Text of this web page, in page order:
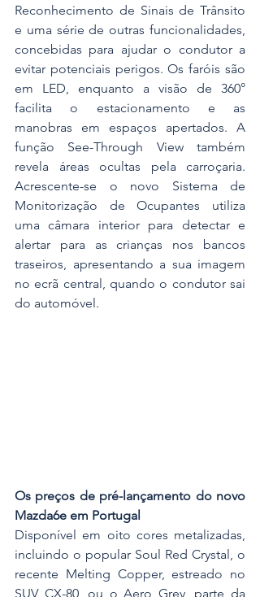
Reconhecimento de Sinais de Trânsito
e uma série de outras funcionalidades,
concebidas para ajudar o condutor a
evitar potenciais perigos. Os faróis são
em LED, enquanto a visão de 360°
facilita o estacionamento e as
manobras em espaços apertados. A
função See-Through View também
revela áreas ocultas pela carroçaria.
Acrescente-se o novo Sistema de
Monitorização de Ocupantes utiliza
uma câmara interior para detectar e
alertar para as crianças nos bancos
traseiros, apresentando a sua imagem
no ecrã central, quando o condutor sai
do automóvel.
Os preços de pré-lançamento do novo
Mazda6e em Portugal
Disponível em oito cores metalizadas,
incluindo o popular Soul Red Crystal, o
recente Melting Copper, estreado no
SUV CX-80, ou o Aero Grey, parte da